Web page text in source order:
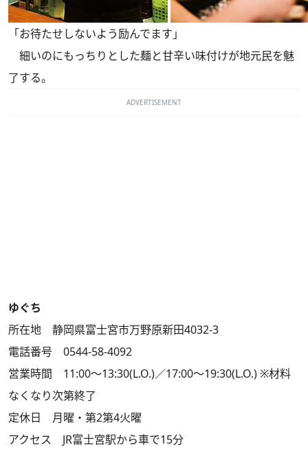
「お待たせしないよう励んでます」
細いのにもっちりとした麺と甘辛い味付けが地元民を魅
了する。
ADVERTISEMENT
ゆぐち
所在地 静岡県富士宮市万野原新田4032-3
電話番号 0544-58-4092
営業時間 11:00～13:30(L.O.)／17:00～19:30(L.O.) ※材料
なくなり次第終了
定休日 月曜・第2第4火曜
アクセス JR富士宮駅から車で15分